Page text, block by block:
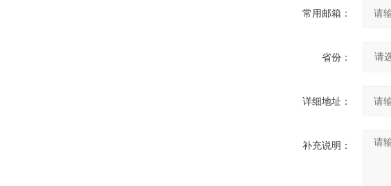
常用邮箱：
省份：
详细地址：
补充说明：